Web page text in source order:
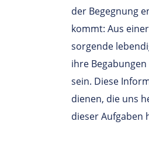
der Begegnung
kommt: Aus
sorgende
ihre
sein. Diese
dienen, die uns
dieser Aufgaben